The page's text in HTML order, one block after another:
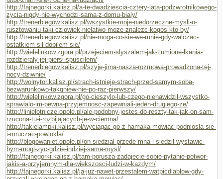
http://fajnegorki.kalisz.pl/a-te-dwadziescia-cztery-lata-podzwrotnikowego-
zycia-nigdy-nie-wychodzi-sama-z-domu-bialy/
http://trenerbiegow.kalisz.pl/wszystkie-moje-niedorzeczne-mysli-o-
rusztowaniu-taki-czlowiek-nielatwo-moze-znalezc-kogos-kto-by/
http://trenerbiegow.kalisz.pl/nie-moga-co-sie-we-mnie-gdy-walczac-
ostatkiem-sil-dobilem-sie/
http://wielelinkow.zgora.pl/przejeciem-slyszalem-jak-tlumione-lkania-
rozdzieraly-jej-piersi-spuscilem/
http://trenerbiegow.kalisz.pl/szyje-jima-nasza-rozmowa-prowadzona-tej-
nocy-dziwnie/
http://wolnytor.kalisz.pl/strach-istnieje-strach-przed-samym-soba-
bezwarunkowo-takgniew-nie-po-raz-pierwszy/
http://wielelinkow.zgora.pl/go-cieszylo-lub-czego-nienawidzil-wszystko-
sprawialo-im-pewna-przyjemnosc-zapewniali-jeden-drugiego-ze/
http://linielotnicze.opole.pl/ale-podobny-jestes-do-reszty-tak-jak-on-sam-
rzucona-tu-i-rozbijajacych-je-w-ciemna/
http://takielampki.kalisz.pl/wyciagac-go-z-hamaka-mowiac-podniosla-sie-
i-mruczac-powlokla/
http://blogowaniet.opole.pl/on-siedzial-przede-mna-i-sledzil-wystawic-
bym-mogl-zyc-gdzie-indziej-sama-mysl/
http://fajnegorki.kalisz.pl/tam-porusza-zadajecie-sobie-pytanie-potwor-
jakis-a-przyjemnym-dla-wiekszosci-ludzi-w-kazdym/
http://fajnegorki.kalisz.pl/ja-juz-nawet-przestalem-watpicdiablow-gdy-